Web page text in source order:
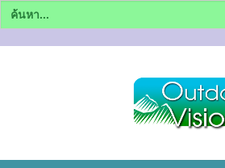
Search
for: